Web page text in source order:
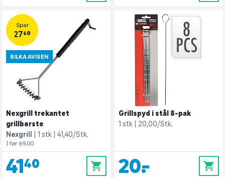
Spar
27,60
BILKA AVISEN
Nexgrill trekantet
grillbørste
Nexgrill
1 stk 41,40/Stk.
| før 69,00
41,40 0
Grillspyd i stål 8-pak
1 stk
20,00/Stk.
20,- 0